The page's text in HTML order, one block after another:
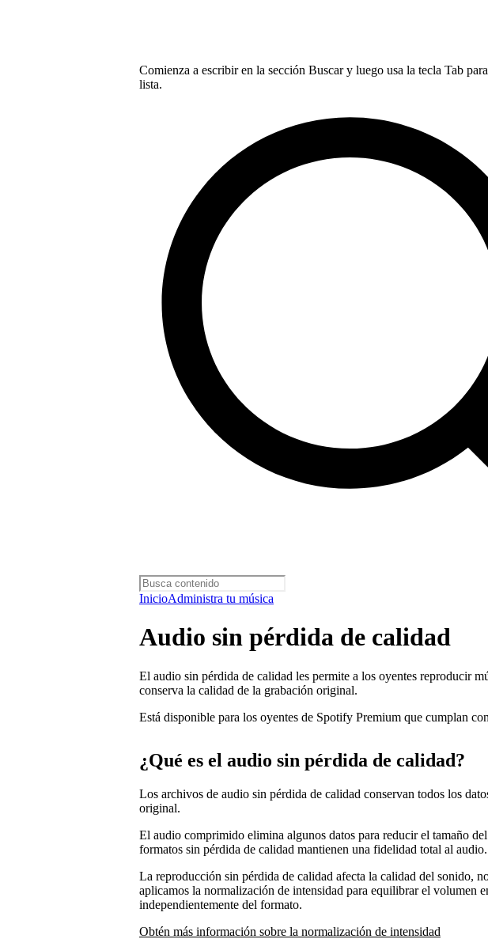
Comienza a escribir en la sección Buscar y luego usa la tecla Tab
lista.
InicioAdministra tu música
Audio sin pérdida de calidad
El audio sin pérdida de calidad les permite a los oyentes reproducir
conserva la calidad de la grabación original.
Está disponible para los oyentes de Spotify Premium que cumplan
¿Qué es el audio sin pérdida de calidad?
Los archivos de audio sin pérdida de calidad conservan todos los
original.
El audio comprimido elimina algunos datos para reducir el tamaño
formatos sin pérdida de calidad mantienen una fidelidad total al audio.
La reproducción sin pérdida de calidad afecta la calidad del sonido,
aplicamos la normalización de intensidad para equilibrar el volumen
independientemente del formato.
Obtén más información sobre la normalización de intensidad